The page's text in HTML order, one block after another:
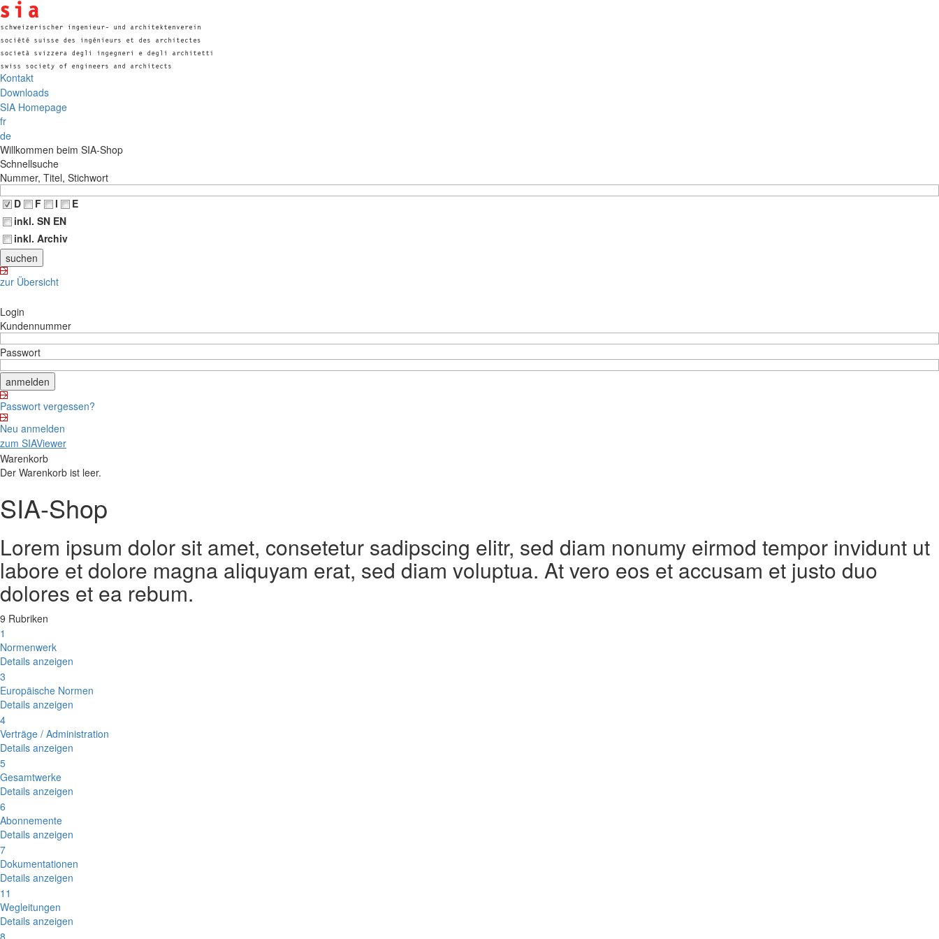
Kontakt
Downloads
SIA Homepage
fr
de
Willkommen beim SIA-Shop
Schnellsuche
Nummer, Titel, Stichwort
D
F I
E
inkl. SN EN
inkl. Archiv
zur Übersicht
Login
Kundennummer
Passwort
Passwort vergessen?
Neu anmelden
zum SIAViewer
Warenkorb
Der Warenkorb ist leer.
SIA-Shop
Lorem ipsum dolor sit amet, consetetur sadipscing elitr, sed diam nonumy eirmod tempor invidunt ut
labore et dolore magna aliquyam erat, sed diam voluptua. At vero eos et accusam et justo duo
dolores et ea rebum.
9 Rubriken
1
Normenwerk
Details anzeigen
3
Europäische Normen
Details anzeigen
4
Verträge / Administration
Details anzeigen
5
Gesamtwerke
Details anzeigen
6
Abonnemente
Details anzeigen
7
Dokumentationen
Details anzeigen
11
Wegleitungen
Details anzeigen
8